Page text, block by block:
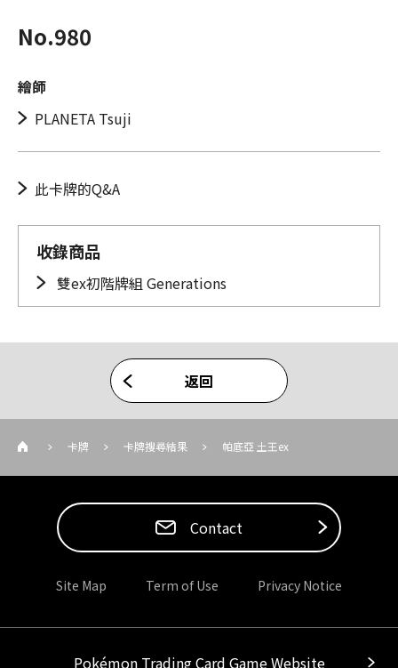
No.980
繪師
PLANETA Tsuji
此卡牌的Q&A
收錄商品
雙ex初階牌組 Generations
返回
卡牌 卡牌搜尋結果 帕底亞 土王ex
Contact
Site Map Term of Use Privacy Notice
Pokémon Trading Card Game Website